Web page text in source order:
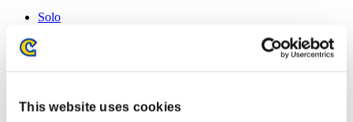
This website uses cookies
Solo
(Los rankings se actualizan cada 6 horas.)